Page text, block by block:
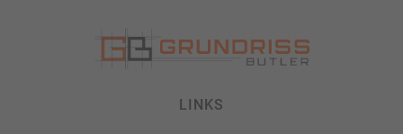
LINKS